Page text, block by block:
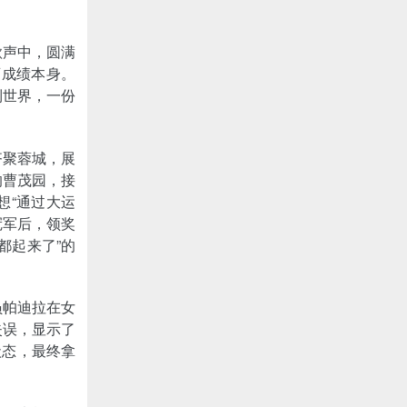
中，圆满
绩本身。
界，一份
蓉城，展
茂园，接
“通过大运
后，领奖
起来了”的
迪拉在女
，显示了
，最终拿